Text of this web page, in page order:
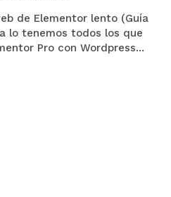
de Elementor lento (Guía
lo tenemos todos los que
Pro con Wordpress...